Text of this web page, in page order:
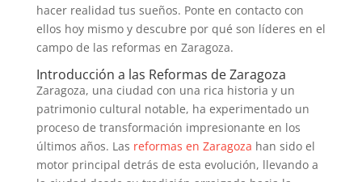
hacer realidad tus sueños. Ponte en contacto con
ellos hoy mismo y descubre por qué son líderes en el
campo de las reformas en Zaragoza.
Introducción a las Reformas de Zaragoza
Zaragoza, una ciudad con una rica historia y un
patrimonio cultural notable, ha experimentado un
proceso de transformación impresionante en los
últimos años. Las reformas en Zaragoza han sido el
motor principal detrás de esta evolución, llevando a